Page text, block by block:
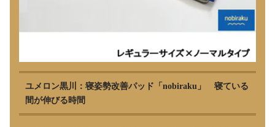
ユメロン黒川：寝姿勢改善パッド「nobiraku」 寝ている
間が伸びる時間